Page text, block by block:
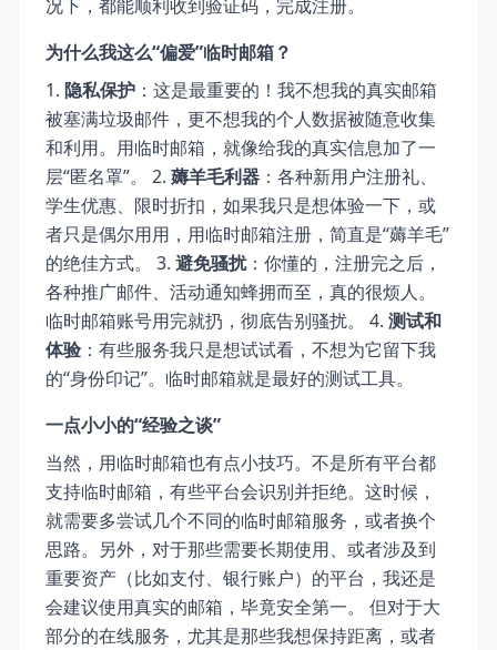
况下，都能顺利收到验证码，完成注册。
为什么我这么“偏爱”临时邮箱？
1. 隐私保护 ：这是最重要的！我不想我的真实邮箱
被塞满垃圾邮件，更不想我的个人数据被随意收集
和利用。用临时邮箱，就像给我的真实信息加了一
层“匿名罩”。 2. 薅羊毛利器 ：各种新用户注册礼、
学生优惠、限时折扣，如果我只是想体验一下，或
者只是偶尔用用，用临时邮箱注册，简直是“薅羊毛”
的绝佳方式。 3. 避免骚扰：你懂的，注册完之后，
各种推广邮件、活动通知蜂拥而至，真的很烦人。
临时邮箱账号用完就扔，彻底告别骚扰。 4. 测试和
体验 ：有些服务我只是想试试看，不想为它留下我
的“身份印记”。临时邮箱就是最好的测试工具。
一点小小的“经验之谈”
当然，用临时邮箱也有点小技巧。不是所有平台都
支持临时邮箱，有些平台会识别并拒绝。这时候，
就需要多尝试几个不同的临时邮箱服务，或者换个
思路。另外，对于那些需要长期使用、或者涉及到
重要资产（比如支付、银行账户）的平台，我还是
会建议使用真实的邮箱，毕竟安全第一。 但对于大
部分的在线服务，尤其是那些我想保持距离，或者